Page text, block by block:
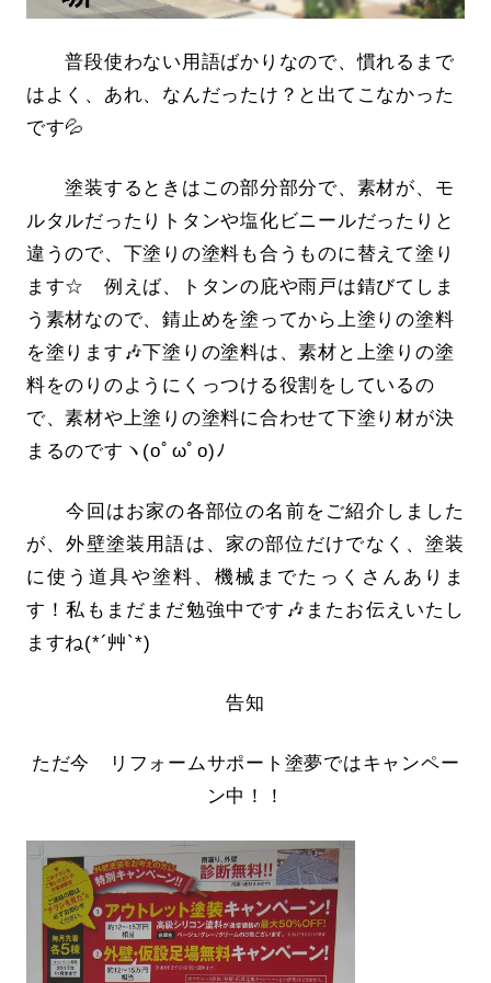
普段使わない用語ばかりなので、慣れるまで
はよく、あれ、なんだったけ？と出てこなかった
です💦
塗装するときはこの部分部分で、素材が、モ
ルタルだったりトタンや塩化ビニールだったりと
違うので、下塗りの塗料も合うものに替えて塗り
ます☆ 例えば、トタンの庇や雨戸は錆びてしま
う素材なので、錆止めを塗ってから上塗りの塗料
を塗ります🎶下塗りの塗料は、素材と上塗りの塗
料をのりのようにくっつける役割をしているの
で、素材や上塗りの塗料に合わせて下塗り材が決
まるのですヽ(oﾟωﾟo)ﾉ
今回はお家の各部位の名前をご紹介しました
が、外壁塗装用語は、家の部位だけでなく、塗装
に使う道具や塗料、機械までたっくさんありま
す！私もまだまだ勉強中です🎶またお伝えいたし
ますね(*´艸`*)
告知
ただ今 リフォームサポート塗夢ではキャンペー
ン中！！